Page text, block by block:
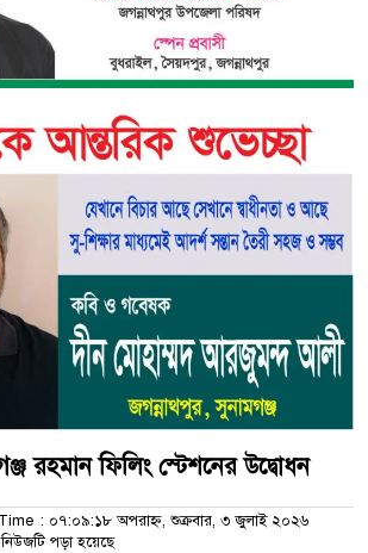
রহমান ফিলিং স্টেশনের উদ্বোধন
: ০৭:০৯:১৮ অপরাহ্ন, শুক্রবার, ৩ জুলাই ২০২৬
পড়া হয়েছে